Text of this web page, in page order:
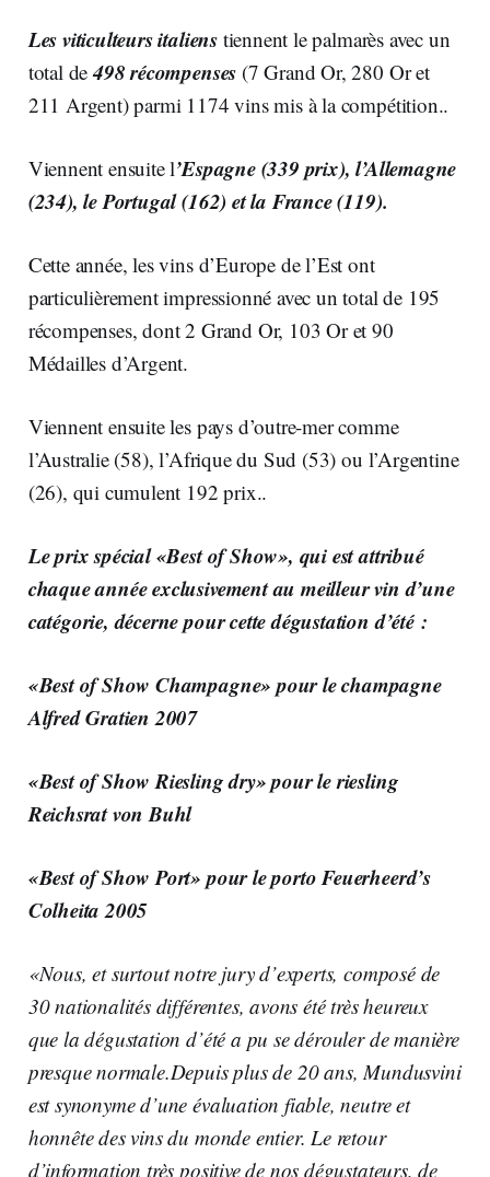
Les viticulteurs italiens tiennent le palmarès avec un
total de498 récompenses (7 Grand Or, 280 Or et
211 Argent) parmi 1174 vins mis à la compétition..
Viennent ensuite l’Espagne (339 prix), l’Allemagne
(234), le Portugal (162) et la France (119).
Cette année, les vins d’Europe de l’Est ont
particulièrement impressionné avec un total de 195
récompenses, dont 2 Grand Or, 103 Or et 90
Médailles d’Argent.
Viennent ensuite les pays d’outre-mer comme
l’Australie (58), l’Afrique du Sud (53) ou l’Argentine
(26), qui cumulent 192 prix..
Le prix spécial«Best of Show», qui est attribué
chaque année exclusivement au meilleur vin d’une
catégorie, décerne pour cette dégustation d’été :
«Best of Show Champagne» pour lechampagne
Alfred Gratien 2007
«Best of Show Riesling dry» pour leriesling
Reichsrat von Buhl
«Best of Show Port» pour leporto Feuerheerd’s
Colheita 2005
«Nous, et surtout notre jury d’experts, composé de
30 nationalités différentes, avons été très heureux
que la dégustation d’été a pu se dérouler de manière
presque normale.Depuis plus de 20 ans, Mundusvini
est synonyme d’une évaluation fiable, neutre et
honnête des vins du monde entier. Le retour
d’information très positive de nos dégustateurs, de